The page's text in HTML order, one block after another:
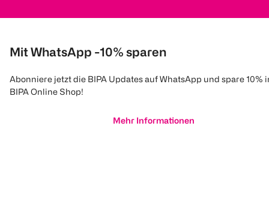
Mit WhatsApp -10% sparen
Abonniere jetzt die BIPA Updates auf WhatsApp und spare 10%
BIPA Online Shop!
Mehr Informationen